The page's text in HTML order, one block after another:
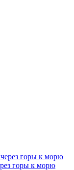
горы к морю